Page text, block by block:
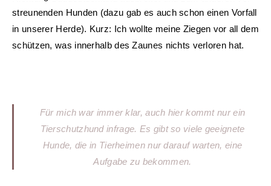
streunenden Hunden (dazu gab es auch schon einen Vorfall
in unserer Herde). Kurz: Ich wollte meine Ziegen vor all dem
schützen, was innerhalb des Zaunes nichts verloren hat.
Für mich war immer klar, auch hier kommt nur ein
Tierschutzhund infrage. Es gibt so viele geeignete
Hunde, die in Tierheimen nur darauf warten, eine
Aufgabe zu bekommen.